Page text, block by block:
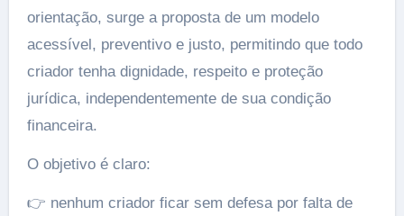
orientação, surge a proposta de um modelo
acessível, preventivo e justo, permitindo que todo
criador tenha dignidade, respeito e proteção
jurídica, independentemente de sua condição
financeira.
O objetivo é claro:
👉 nenhum criador ficar sem defesa por falta de